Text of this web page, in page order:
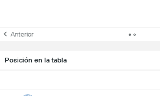
Anterior
Posición en la tabla